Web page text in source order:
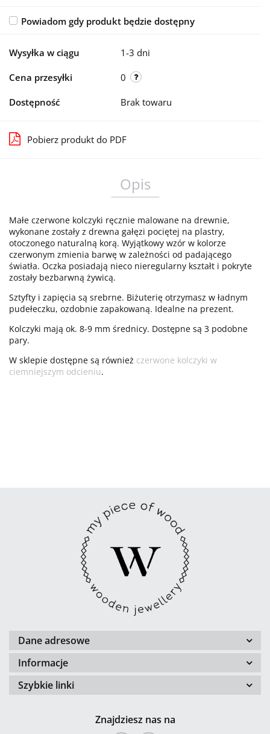
Powiadom gdy produkt będzie dostępny
Wysyłka w ciągu 1-3 dni
Cena przesyłki 0
Dostępność Brak towaru
Pobierz produkt do PDF
Opis
Małe czerwone kolczyki ręcznie malowane na drewnie,
wykonane zostały z drewna gałęzi pociętej na plastry,
otoczonego naturalną korą. Wyjątkowy wzór w kolorze
czerwonym zmienia barwę w zależności od padającego
światła. Oczka posiadają nieco nieregularny kształt i pokryte
zostały bezbarwną żywicą.
Sztyfty i zapięcia są srebrne. Biżuterię otrzymasz w ładnym
pudełeczku, ozdobnie zapakowaną. Idealne na prezent.
Kolczyki mają ok. 8-9 mm średnicy. Dostępne są 3 podobne
pary.
W sklepie dostępne są również czerwone kolczyki w
ciemniejszym odcieniu.
Dane adresowe
Informacje
Szybkie linki
Znajdziesz nas na